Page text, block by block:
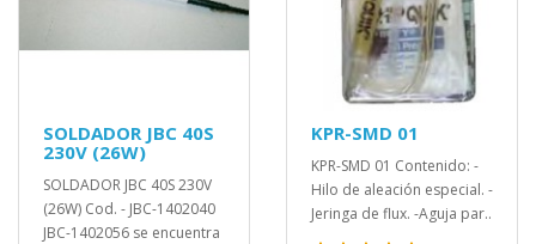
SOLDADOR JBC 40S
230V (26W)
SOLDADOR JBC 40S 230V
(26W) Cod. - JBC-1402040
JBC-1402056 se encuentra
KPR-SMD 01
KPR-SMD 01 Contenido: -
Hilo de aleación especial. -
Jeringa de flux. -Aguja par..